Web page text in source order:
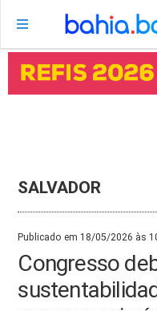
SALVADOR
Publicado em 18/05/2026 às
Congresso